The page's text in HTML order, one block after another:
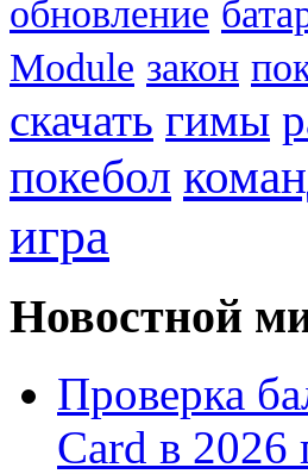
обновление
Module закон
скачать гимы
покебол
игра
Новостной
Проверка
Card в 2026